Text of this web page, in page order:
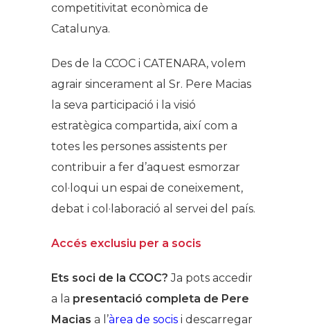
competitivitat econòmica de
Catalunya.
Des de la CCOC i CATENARA, volem
agrair sincerament al Sr. Pere Macias
la seva participació i la visió
estratègica compartida, així com a
totes les persones assistents per
contribuir a fer d’aquest esmorzar
col·loqui un espai de coneixement,
debat i col·laboració al servei del país.
Accés exclusiu per a socis
Ets soci de la CCOC? Ja pots accedir
a la presentació completa de Pere
Macias a l’àrea de socis i descarregar